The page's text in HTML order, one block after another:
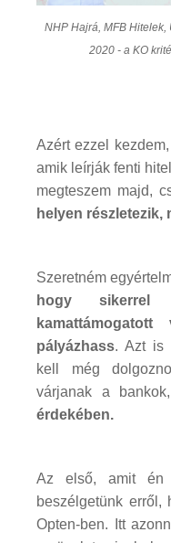
NHP Hajrá, MFB
2020 - a KO
Azért ezzel
amik leírják fenti
megteszem majd,
helyen részletezik,
Szeretném
hogy sikerrel
pályázhass. Azt is
kell még
várjanak a
érdekében.
Az első, amit én
beszélgetünk erről,
Opten-ben. Itt